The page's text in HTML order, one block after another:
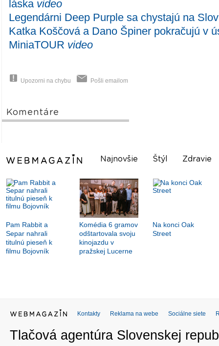
láska video
Legendárni Deep Purple sa chystajú na
Katka Koščová a Dano Špiner pokračujú v
MiniaTOUR video
Upozorni na chybu Pošli emailom
Komentáre
Najnovšie Štýl Zdravie
Pam Rabbit a
Separ nahrali
titulnú pieseň k
filmu Bojovník
Komédia 6 gramov
odštartovala svoju
kinojazdu v
pražskej Lucerne
Na konci Oak
Street
Kontakty Reklama na webe Sociálne siete
Tlačová agentúra Slovenskej